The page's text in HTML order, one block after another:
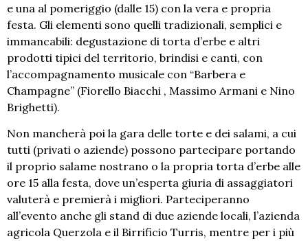
e una al pomeriggio (dalle 15) con la vera e propria
festa. Gli elementi sono quelli tradizionali, semplici e
immancabili: degustazione di torta d’erbe e altri
prodotti tipici del territorio, brindisi e canti, con
l’accompagnamento musicale con “Barbera e
Champagne” (Fiorello Biacchi , Massimo Armani e Nino
Brighetti).
Non mancherà poi la gara delle torte e dei salami, a cui
tutti (privati o aziende) possono partecipare portando
il proprio salame nostrano o la propria torta d’erbe alle
ore 15 alla festa, dove un’esperta giuria di assaggiatori
valuterà e premierà i migliori. Parteciperanno
all’evento anche gli stand di due aziende locali, l’azienda
agricola Querzola e il Birrificio Turris, mentre per i più